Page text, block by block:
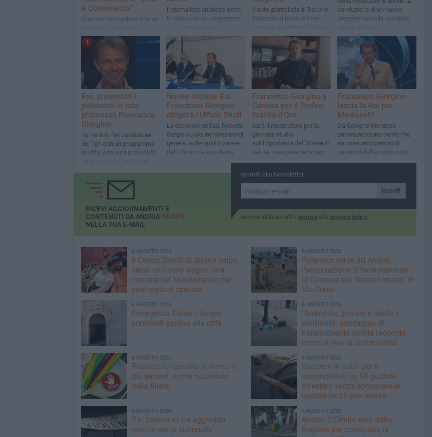
e Conoscenza”
Con una motivazione che ne
professionale, etico e
sociale
ll giornalista andriese torna
in video con un programma
approfondimento
Il noto giornalista di Rai Uno
trascorre al mare le ferie
conduzione di un nuovo
programma nella seconda
1
Rai, presentati i
palinsesti in cda:
promosso Francesco
Giorgino
Torna in tv l'ex conduttore
del Tg1 con un programma
inedito, con ogni probabilità
Nuove nomine Rai:
Francesco Giorgino
dirigerà l'Ufficio Studi
Le decisioni dell'ad. Roberto
Sergio su alcune direzioni di
genere, sulle quali il parere
del Cda non è vincolante
Francesco Giorgino a
Canosa per il Trofeo
Eraclio d’Oro
Sarà il moderatore per la
giornata studio
sull'importanza del ‘Vivere in
salute: mangiare bene per
Francesco Giorgino
lascia la Rai per
Mediaset?
Da Cologno Monzese
ancora nessuna conferma
sul presunto cambio di
casacca dell’ex volto storico
Iscriviti alla Newsletter
Iscriviti
Iscrivendoti accetti i termini e la privacy policy
RICEVI AGGIORNAMENTI E
CONTENUTI DA ANDRIA GRATIS
NELLA TUA E-MAIL
6 AGOSTO 2026
Il Centro Zenith di Andria salpa
verso un nuovo sogno: una
crociera nel Mediterraneo per i
suoi ragazzi speciali
6 AGOSTO 2026
Polemica verde ad Andria:
l'associazione 3Place risponde
al Comune sul "Bosco Urbano" di
Via Ceruti
6 AGOSTO 2026
Emergenza Caldo: i luoghi
comunali aprono alla città
6 AGOSTO 2026
“Ambiente, giovani e adulti a
confronto: sondaggio di
FareAmbiente Andria racconta
come si vive la sostenibilità”
6 AGOSTO 2026
Plastica, la raccolta si ferma in
più territori: è crisi nazionale
della filiera
6 AGOSTO 2026
Vacanze in auto: per 8
automobilisti su 10 guidare
all'estero senza conoscere le
usanze locali può essere
5 AGOSTO 2026
"Un branco mi ha aggredito
mentre ero in stampelle":
5 AGOSTO 2026
Andria, 223mila euro dalla
Regione per potenziare la